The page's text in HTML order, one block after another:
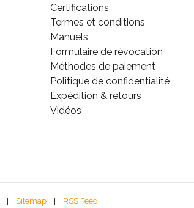
Certifications
Termes et conditions
Manuels
Formulaire de révocation
Méthodes de paiement
Politique de confidentialité
Expédition & retours
Vidéos
Sitemap RSS Feed